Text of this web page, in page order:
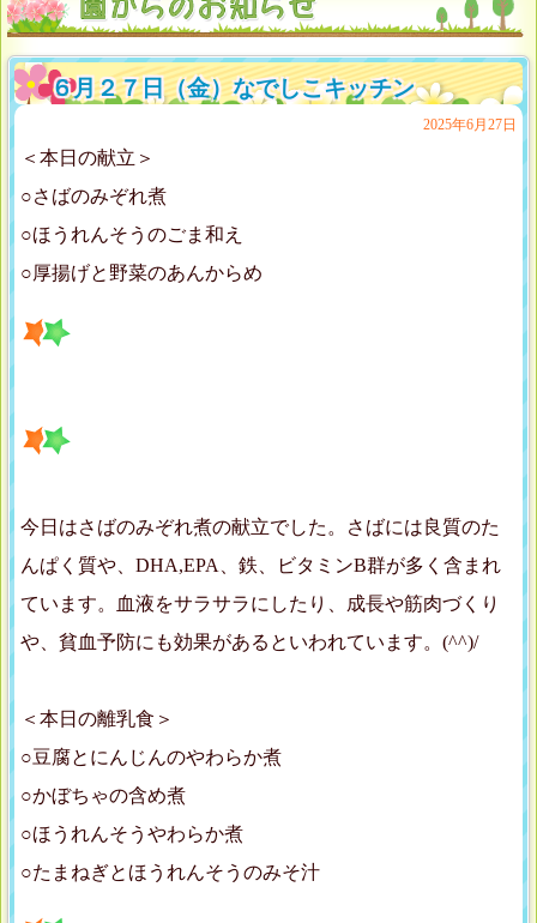
６月２７日（金）なでしこキッチン
2025年6月27日
＜本日の献立＞
○さばのみぞれ煮
○ほうれんそうのごま和え
○厚揚げと野菜のあんからめ
今日はさばのみぞれ煮の献立でした。さばには良質のた
んぱく質や、DHA,EPA、鉄、ビタミンB群が多く含まれ
ています。血液をサラサラにしたり、成長や筋肉づくり
や、貧血予防にも効果があるといわれています。(^^)/
＜本日の離乳食＞
○豆腐とにんじんのやわらか煮
○かぼちゃの含め煮
○ほうれんそうやわらか煮
○たまねぎとほうれんそうのみそ汁